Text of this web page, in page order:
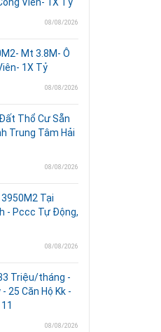
08/08/2026
Mt 3.8M- Ô
1X Tỷ
08/08/2026
Thổ Cư Sẵn
Trung Tâm Hải
08/08/2026
Tại
- Pccc Tự Động,
08/08/2026
Triệu/tháng -
25 Căn Hộ Kk -
08/08/2026